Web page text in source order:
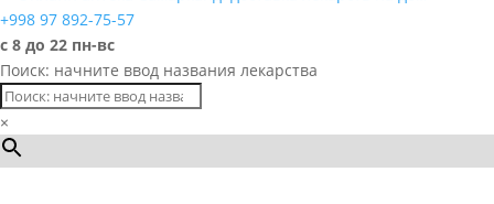
+998 97 892-75-57
с 8 до 22 пн-вс
Поиск: начните ввод названия лекарства
×